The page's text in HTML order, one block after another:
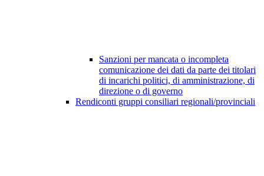
Sanzioni per mancata o incompleta
comunicazione dei dati da parte dei titolari
di incarichi politici, di amministrazione, di
direzione o di governo
Rendiconti gruppi consiliari regionali/provinciali